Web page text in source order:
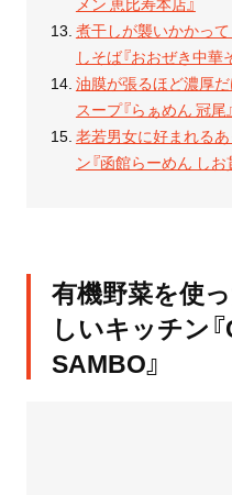
煮干しが襲いかかっ
しそば『おおぜき中華
油膜が張るほど濃厚
スープ『らぁめん 冠尾』
老若男女に好まれる
ン『函館らーめん しお
有機野菜を使
しいキッチン
SAMBO』